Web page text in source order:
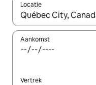
Locatie
Wanneer er
Aankomst
Vertrek